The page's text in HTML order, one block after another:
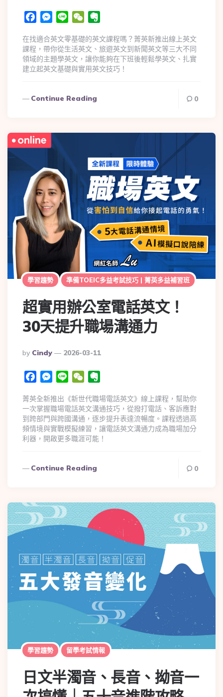
FacebookMessenger
Line WeChat
在找適合英文零基礎的英文課程嗎？菁英新推出線上英文
課程，帶你從生活英文、旅遊英文到新聞英文等三大不同
領域的主題學英文，讓你能夠在下班後輕鬆學英文、扎實
建立起英文基礎與實用英文技巧！
Continue Reading 0
學習趨勢 準備TOEIC多益考試技巧 | 菁英多益補習班
超實用辦公室電話英文！
30天提升職場溝通力
By Cindy 2026-03-11
FacebookMessenger
Line WeChat
菁英全新推出《新世代職場電話英文》線上課程，幫助你
一次掌握職場電話英文溝通技巧，從撥打電話、客訴應對
到跨部門與跨國溝通，逐步提升表達流暢度。課程透過高
頻情境與實戰模擬練習，讓電話英文溝通力成為職場加分
利器，開啟更多職涯可能！
Continue Reading 0
學習趨勢 留學考試情報
日文半濁音、長音、拗音一